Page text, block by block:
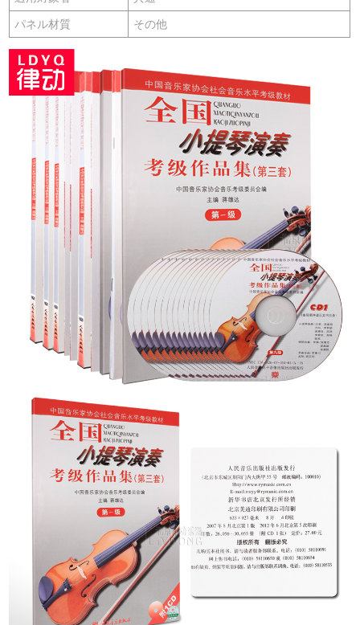
パネル材質 その他